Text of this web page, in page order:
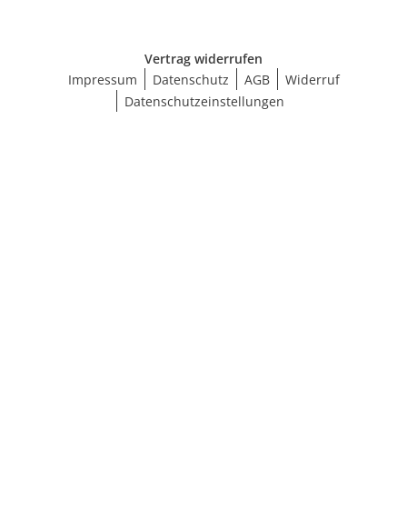
Vertrag widerrufen
Impressum
Datenschutz AGB
Widerruf
Datenschutzeinstellungen